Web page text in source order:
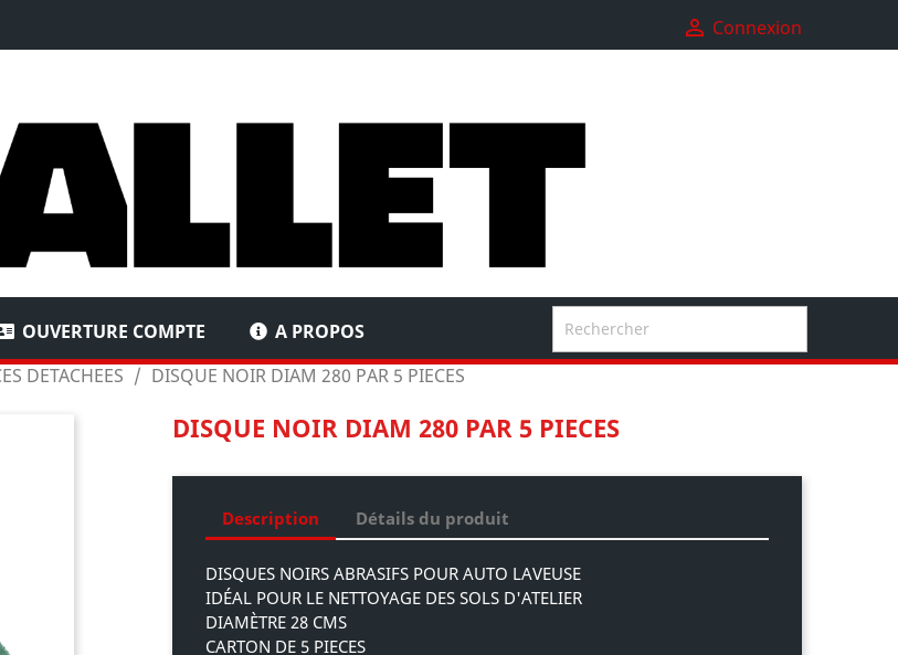
 Connexion
OUVERTURE COMPTE A PROPOS
DETACHEES DISQUE NOIR DIAM 280 PAR 5 PIECES
DISQUE NOIR DIAM 280 PAR 5 PIECES
Description Détails du produit
DISQUES NOIRS ABRASIFS POUR AUTO LAVEUSE
IDÉAL POUR LE NETTOYAGE DES SOLS D'ATELIER
DIAMÈTRE 28 CMS
CARTON DE 5 PIECES